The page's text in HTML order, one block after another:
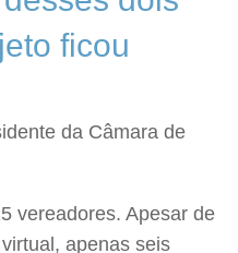
ficou
da Câmara de
vereadores. Apesar de
apenas seis